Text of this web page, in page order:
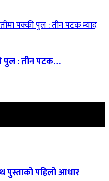
पुल : तीन पटक…
पुस्ताको पहिलो आधार